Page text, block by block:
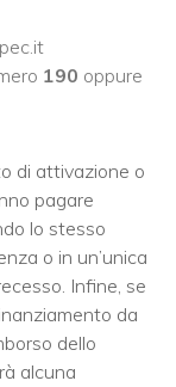
190 oppure
di attivazione o
pagare
lo stesso
o in un’unica
Infine, se
da
dello
alcuna